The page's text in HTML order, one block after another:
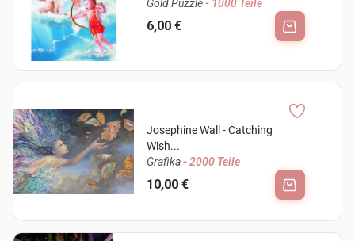
Gold Puzzle- 1000 Teile
6,00 €
Josephine Wall - Catching
Wish...
Grafika- 2000 Teile
10,00 €